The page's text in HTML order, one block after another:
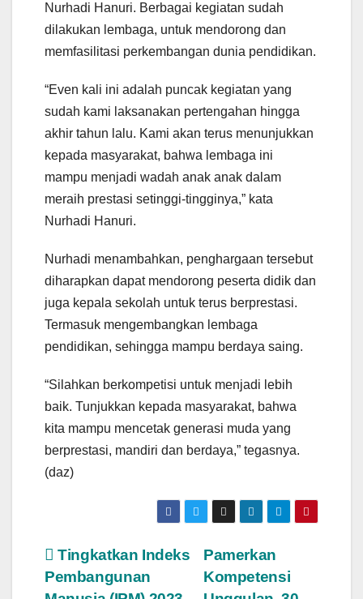
Nurhadi Hanuri. Berbagai kegiatan sudah
dilakukan lembaga, untuk mendorong dan
memfasilitasi perkembangan dunia pendidikan.
“Even kali ini adalah puncak kegiatan yang
sudah kami laksanakan pertengahan hingga
akhir tahun lalu. Kami akan terus menunjukkan
kepada masyarakat, bahwa lembaga ini
mampu menjadi wadah anak anak dalam
meraih prestasi setinggi-tingginya,” kata
Nurhadi Hanuri.
Nurhadi menambahkan, penghargaan tersebut
diharapkan dapat mendorong peserta didik dan
juga kepala sekolah untuk terus berprestasi.
Termasuk mengembangkan lembaga
pendidikan, sehingga mampu berdaya saing.
“Silahkan berkompetisi untuk menjadi lebih
baik. Tunjukkan kepada masyarakat, bahwa
kita mampu mencetak generasi muda yang
berprestasi, mandiri dan berdaya,” tegasnya.
(daz)
Post
Pamerkan
Kompetensi
Tingkatkan Indeks
Pembangunan